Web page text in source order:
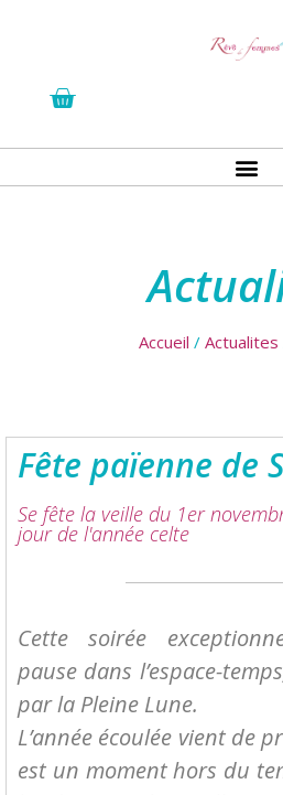
Accueil / Actualites
Fête païenne de
Se fête la veille du 1er
jour de l'année celte
Cette soirée
pause dans l’espace-
par la Pleine Lune.
L’année écoulée vient de
est un moment hors du